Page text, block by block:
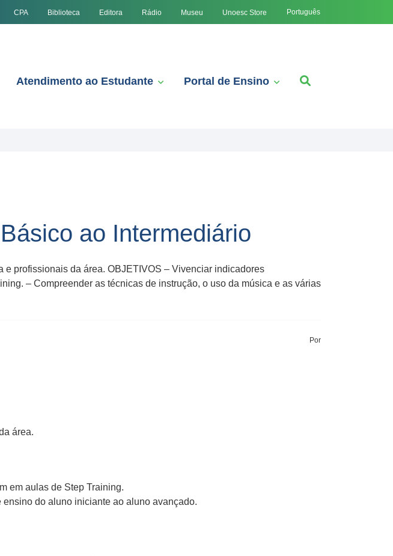
CPA Biblioteca Editora Rádio Museu Unoesc Store Português
Atendimento ao Estudante Portal de Ensino
ao Intermediário
profissionais da área. OBJETIVOS – Vivenciar indicadores
– Compreender as técnicas de instrução, o uso da música e as várias
Por
área.
em aulas de Step Training.
do aluno iniciante ao aluno avançado.